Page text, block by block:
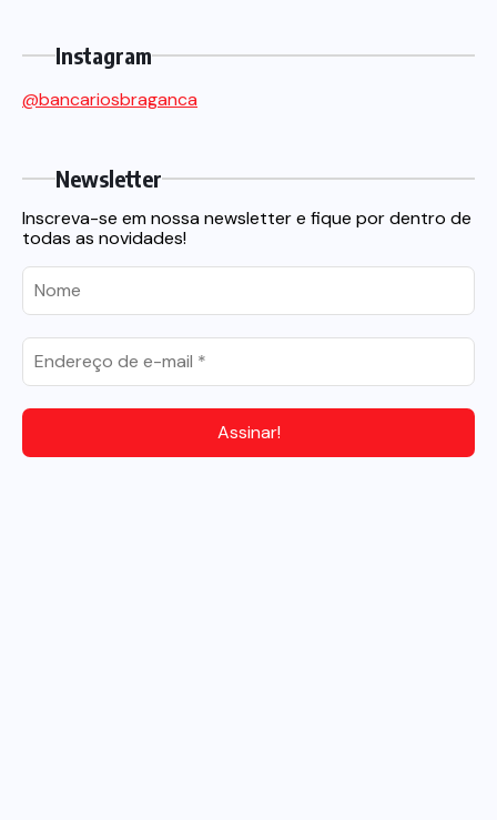
Instagram
@bancariosbraganca
Newsletter
Inscreva-se em nossa newsletter e fique por dentro de
todas as novidades!